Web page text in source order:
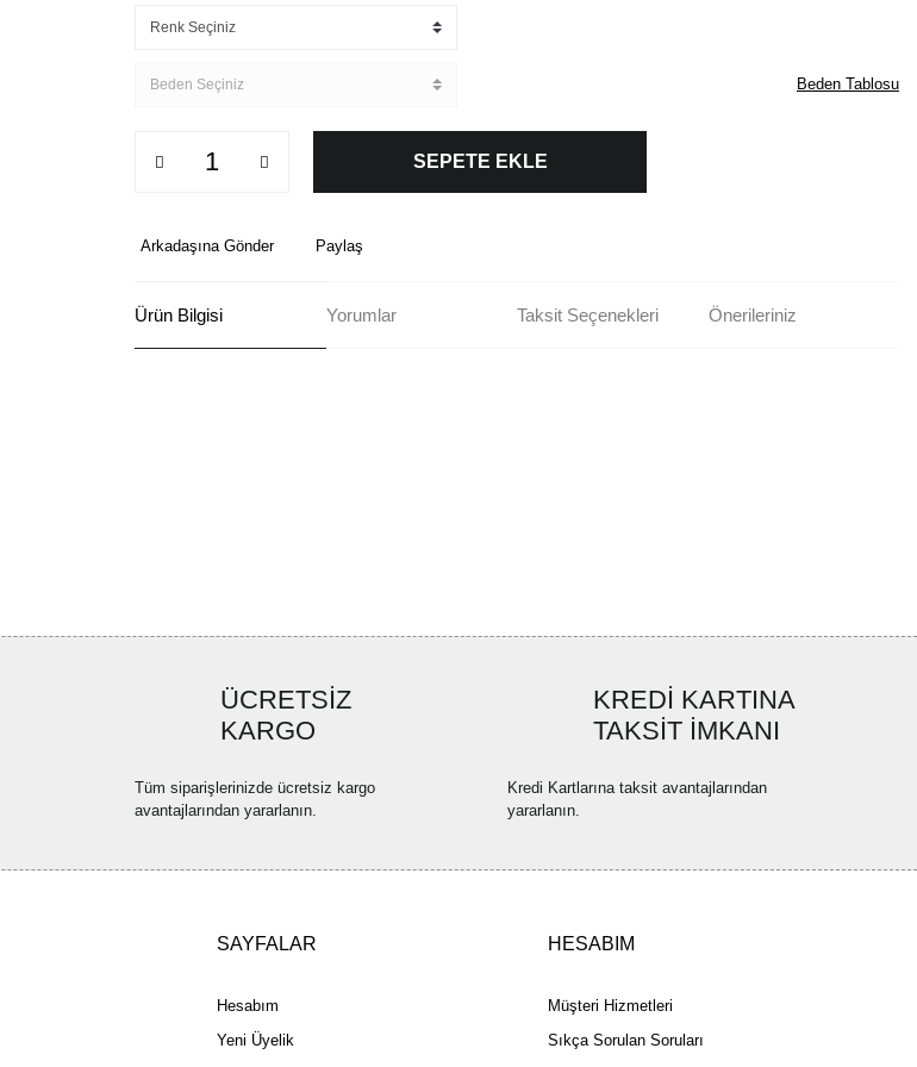
Beden Tablosu
SEPETE EKLE
Arkadaşına Gönder Paylaş
Ürün Bilgisi Yorumlar Taksit Seçenekleri Önerileriniz
Gönder
ÜCRETSİZ
KARGO
Tüm siparişlerinizde ücretsiz kargo
avantajlarından yararlanın.
KREDİ KARTINA
TAKSİT İMKANI
Kredi Kartlarına taksit avantajlarından
yararlanın.
SAYFALAR
Hesabım
Yeni Üyelik
HESABIM
Müşteri Hizmetleri
Sıkça Sorulan Soruları